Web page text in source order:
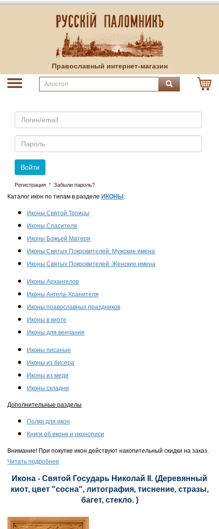
Православный интернет-магазин
Email
Пароль
Войти
Регистрация · Забыли пароль?
Каталог икон по типам в разделе ИКОНЫ :
Иконы Святой Троицы
Иконы Спасителя
Иконы Божьей Матери
Иконы Святых Покровителей. Мужские имена
Иконы Святых Покровителей. Женские имена
Иконы Архангелов
Иконы Ангела-Хранителя
Иконы православных праздников
Иконы в киоте
Иконы для венчания
Иконы писаные
Иконы из бисера
Иконы из меди
Иконы складни
Дополнительные разделы
Полки для икон
Книги об иконе и иконописи
Внимание! При покупке икон действуют накопительный скидки на заказ.
Читать подробнее
Икона - Святой Государь Николай II. (Деревянный
киот, цвет "сосна", литография, тиснение, стразы,
багет, стекло. )